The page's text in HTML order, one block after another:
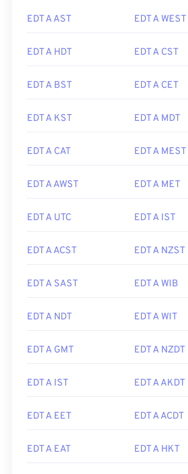
EDT A AST EDT A WEST
EDT A HDT EDT A CST
EDT A BST EDT A CET
EDT A KST EDT A MDT
EDT A CAT EDT A MEST
EDT A AWST EDT A MET
EDT A UTC EDT A IST
EDT A ACST EDT A NZST
EDT A SAST EDT A WIB
EDT A NDT EDT A WIT
EDT A GMT EDT A NZDT
EDT A IST EDT A AKDT
EDT A EET EDT A ACDT
EDT A EAT EDT A HKT